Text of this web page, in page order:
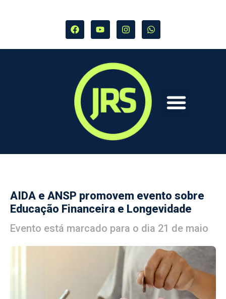
AIDA e ANSP promovem evento sobre
Educação Financeira e Longevidade
Evento está marcado para o dia 21 de maio